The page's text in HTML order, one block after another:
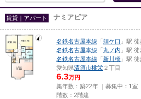
賃貸｜アパート ナミアピア
名鉄名古屋本線 「 須ケ口 」駅
名鉄名古屋本線 「 丸ノ内 」駅
名鉄名古屋本線 「 新川橋 」駅
愛知県清須市桃栄 ２丁目
6.3万円
築年数：築22年 ｜募集中： 1室
階数：2階建